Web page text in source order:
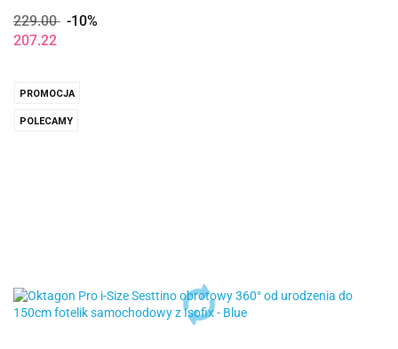
229.00 -10%
207.22
PROMOCJA
POLECAMY